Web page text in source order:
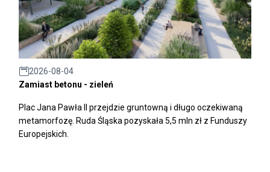
2026-08-04
Zamiast betonu - zieleń
Plac Jana Pawła II przejdzie gruntowną i długo oczekiwaną
metamorfozę. Ruda Śląska pozyskała 5,5 mln zł z Funduszy
Europejskich.